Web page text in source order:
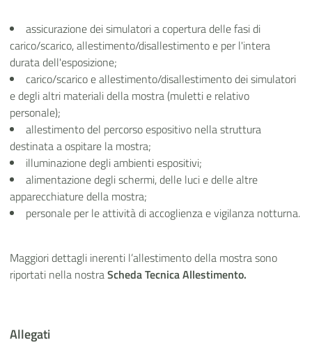
assicurazione dei simulatori a copertura delle fasi di
carico/scarico, allestimento/disallestimento e per l'intera
durata dell'esposizione;
carico/scarico e allestimento/disallestimento dei simulatori
e degli altri materiali della mostra (muletti e relativo
personale);
allestimento del percorso espositivo nella struttura
destinata a ospitare la mostra;
illuminazione degli ambienti espositivi;
alimentazione degli schermi, delle luci e delle altre
apparecchiature della mostra;
personale per le attività di accoglienza e vigilanza notturna.
Maggiori dettagli inerenti l’allestimento della mostra sono
riportati nella nostraScheda Tecnica Allestimento.
Allegati